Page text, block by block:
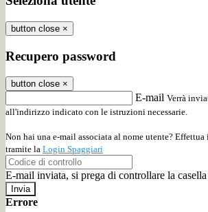
button close ×
Recupero password
button close ×
E-mail Verrà
all'indirizzo indicato con le istruzioni necessarie.
Non hai una e-mail associata al nome utente? Effettua
tramite la Login Spaggiari
E-mail inviata, si prega di controllare la
Errore